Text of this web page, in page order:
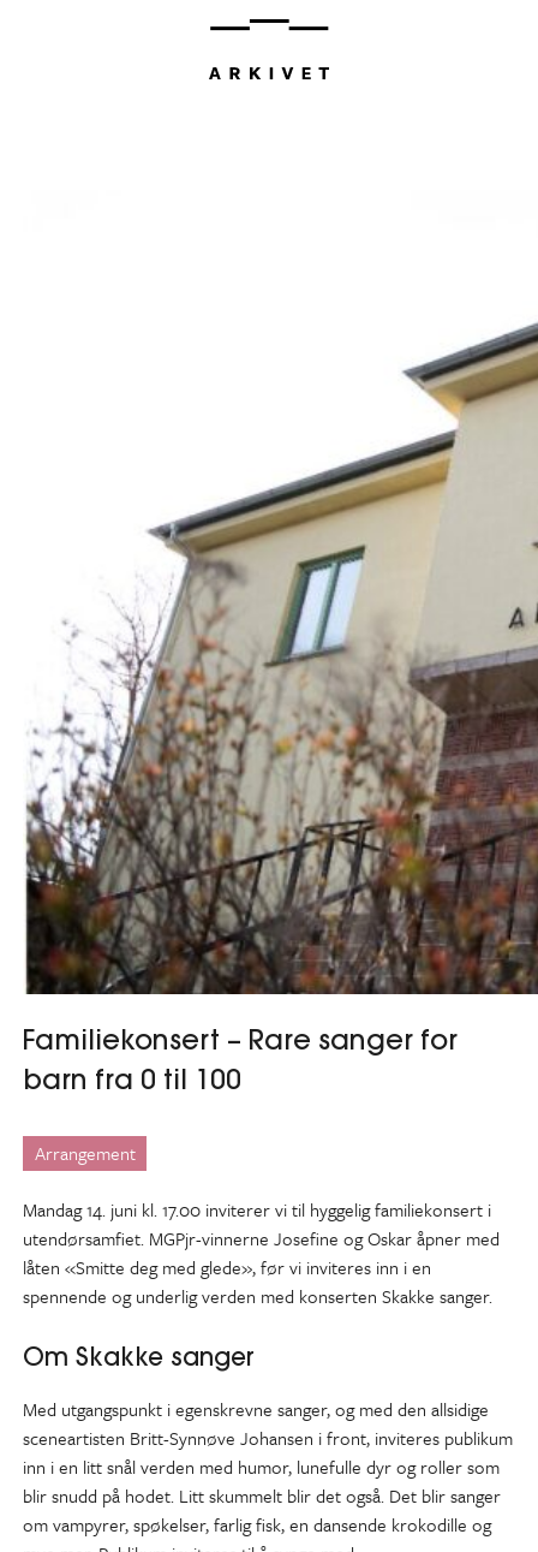
Familiekonsert – Rare sanger for
barn fra 0 til 100
Arrangement
Mandag 14. juni kl. 17.00 inviterer vi til hyggelig familiekonsert i
utendørsamfiet. MGPjr-vinnerne Josefine og Oskar åpner med
låten «Smitte deg med glede», før vi inviteres inn i en
spennende og underlig verden med konserten Skakke sanger.
Om Skakke sanger
Med utgangspunkt i egenskrevne sanger, og med den allsidige
sceneartisten Britt-Synnøve Johansen i front, inviteres publikum
inn i en litt snål verden med humor, lunefulle dyr og roller som
blir snudd på hodet. Litt skummelt blir det også. Det blir sanger
om vampyrer, spøkelser, farlig fisk, en dansende krokodille og